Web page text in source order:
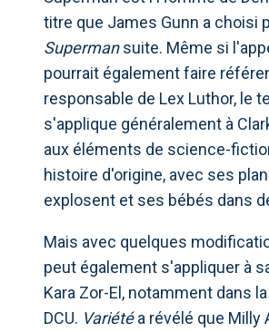
titre que James Gunn a choisi
Supermansuite. Même si
pourrait également faire
responsable de Lex Luthor, le
s'applique généralement à
aux éléments de science-
histoire d'origine, avec ses
explosent et ses bébés dans
Mais avec quelques
peut également s'appliquer à
Kara Zor-El, notamment dans
DCU. Variétéa révélé que Milly